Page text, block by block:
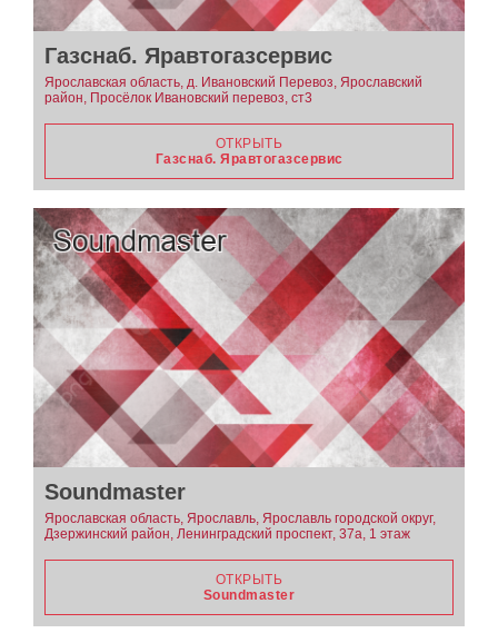
Газснаб. Яравтогазсервис
Ярославская область, д. Ивановский Перевоз, Ярославский
район, Просёлок Ивановский перевоз, ст3
ОТКРЫТЬ
Газснаб. Яравтогазсервис
Soundmaster
Ярославская область, Ярославль, Ярославль городской округ,
Дзержинский район, Ленинградский проспект, 37а, 1 этаж
ОТКРЫТЬ
Soundmaster